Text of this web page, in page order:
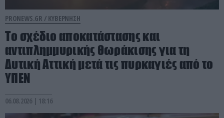
PRONEWS.GR / ΚΥΒΕΡΝΗΣΗ
Το σχέδιο αποκατάστασης και
αντιπλημμυρικής θωράκισης για τη
Δυτική Αττική μετά τις πυρκαγιές από το
ΥΠΕΝ
06.08.2026 | 18:16